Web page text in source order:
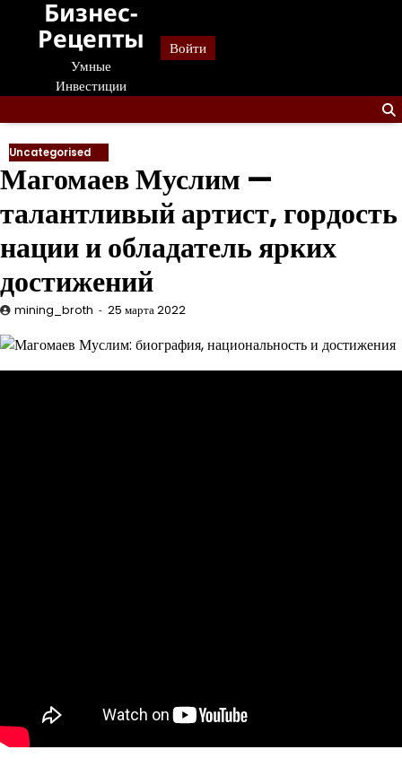
Перейти
содержанию
Бизнес-
Рецепты
Умные
Инвестиции
Войти
Uncategorised
Магомаев Муслим —
талантливый артист, гордость
нации и обладатель ярких
достижений
mining_broth 25 марта 2022